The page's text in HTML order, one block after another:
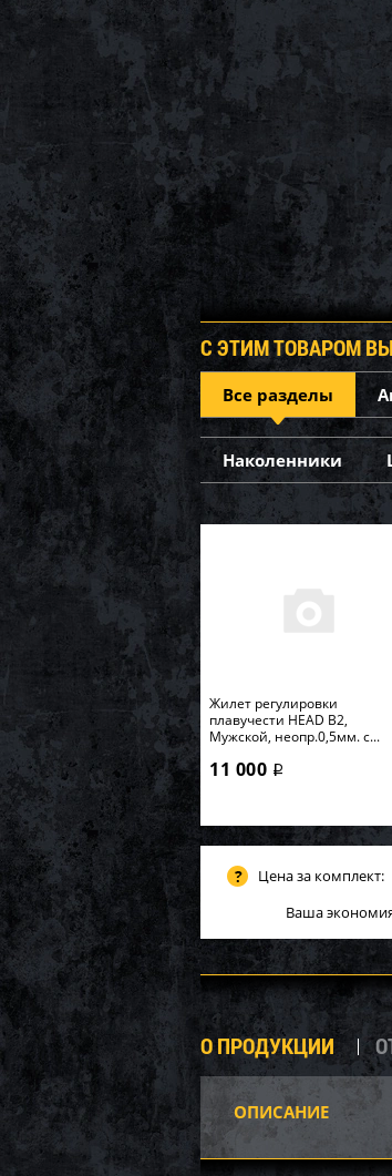
С ЭТИМ ТОВАРОМ
Все разделы
Наколенники
Жилет регулировки
плавучести HEAD B2,
Мужской, неопр.0,5мм. с...
11 000 i
Цена за комплект:
Ваша
О ПРОДУКЦИИ
ОПИСАНИЕ